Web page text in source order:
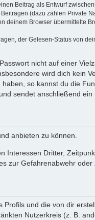
Beitrag als Entwurf
(dazu zählen Private
deinem Browser übermittelte
der Gelesen-Status von
nicht auf einer
wird dich kein
so kannst du die
sendet anschließend
anbieten zu können.
Interessen Dritter,
zur Gefahrenabwehr oder
und die von dir
Nutzerkreis (z. B.